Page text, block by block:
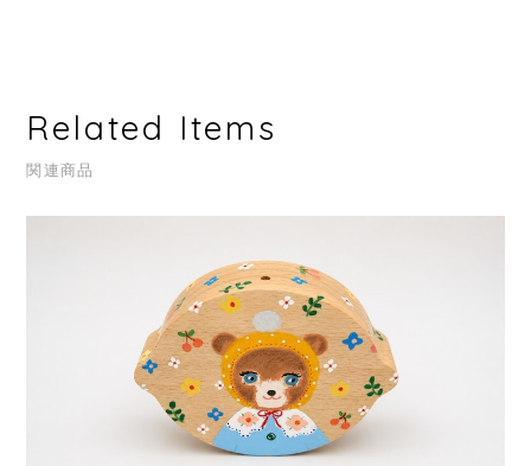
Related Items
関連商品